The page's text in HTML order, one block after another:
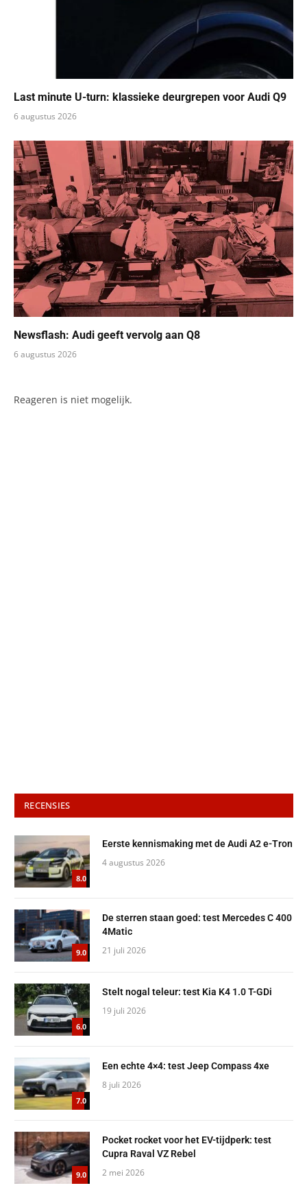
Last minute U-turn: klassieke deurgrepen voor Audi Q9
6 augustus 2026
Newsflash: Audi geeft vervolg aan Q8
6 augustus 2026
Reageren is niet mogelijk.
RECENSIES
8.0
Eerste kennismaking met de Audi A2 e-Tron
4 augustus 2026
9.0
De sterren staan goed: test Mercedes C 400
4Matic
21 juli 2026
6.0
Stelt nogal teleur: test Kia K4 1.0 T-GDi
19 juli 2026
7.0
Een echte 4×4: test Jeep Compass 4xe
8 juli 2026
9.0
Pocket rocket voor het EV-tijdperk: test
Cupra Raval VZ Rebel
2 mei 2026